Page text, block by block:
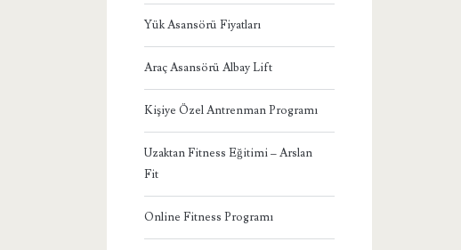
Yük Asansörü Fiyatları
Araç Asansörü Albay Lift
Kişiye Özel Antrenman Programı
Uzaktan Fitness Eğitimi – Arslan
Fit
Online Fitness Programı